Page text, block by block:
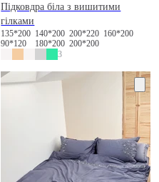
Підковдра біла з вишитими
гілками
135*200 140*200200*220 160*200
90*120
180*200200*200
3